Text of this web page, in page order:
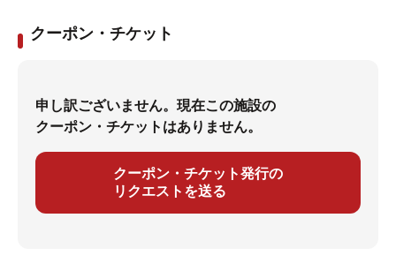
クーポン・チケット
申し訳ございません。現在この施設の
クーポン・チケットはありません。
クーポン・チケット発行の
リクエストを送る